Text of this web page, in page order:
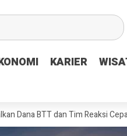
KARIER
KARIER
dan Tim Reaksi Cepat Tangani